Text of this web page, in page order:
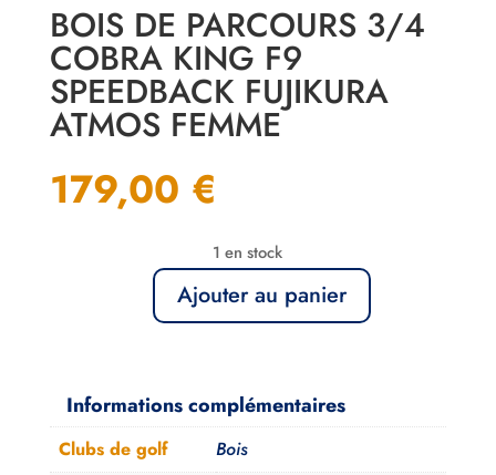
BOIS DE PARCOURS 3/4
COBRA KING F9
SPEEDBACK FUJIKURA
ATMOS FEMME
179,00 €
1 en stock
quantité
de
Parcours
3/4
Ajouter au panier
Informations complémentaires
Clubs de golf
Bois